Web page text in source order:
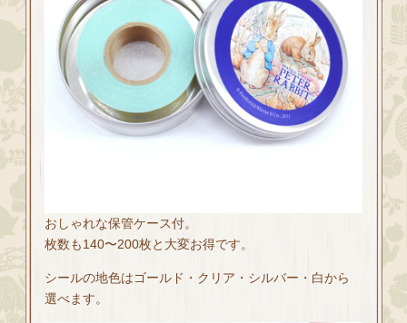
おしゃれな保管ケース付。
枚数も140〜200枚と大変お得です。
シールの地色はゴールド・クリア・シルバー・白から
選べます。